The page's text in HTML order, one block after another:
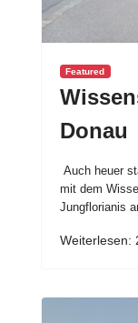
Featured
Donau
Auch heuer
mit dem
Jungflorianis
Weiterlesen: